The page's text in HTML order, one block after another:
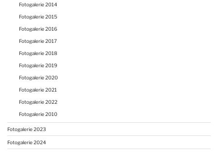
Fotogalerie 2014
Fotogalerie 2015
Fotogalerie 2016
Fotogalerie 2017
Fotogalerie 2018
Fotogalerie 2019
Fotogalerie 2020
Fotogalerie 2021
Fotogalerie 2022
Fotogalerie 2010
Fotogalerie 2023
Fotogalerie 2024